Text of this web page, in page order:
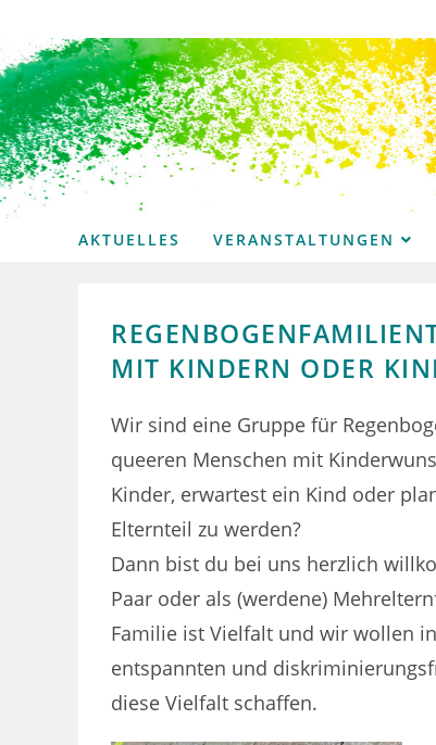
Inhalt
springen
AKTUELLES VERANSTALTUNGEN
MIT KINDERN ODER
Wir sind eine Gruppe für
queeren Menschen mit
Kinder, erwartest ein Kind oder
Elternteil zu werden?
Dann bist du bei uns herzlich
Paar oder als (werdene)
Familie ist Vielfalt und wir wollen
entspannten und
diese Vielfalt schaffen.